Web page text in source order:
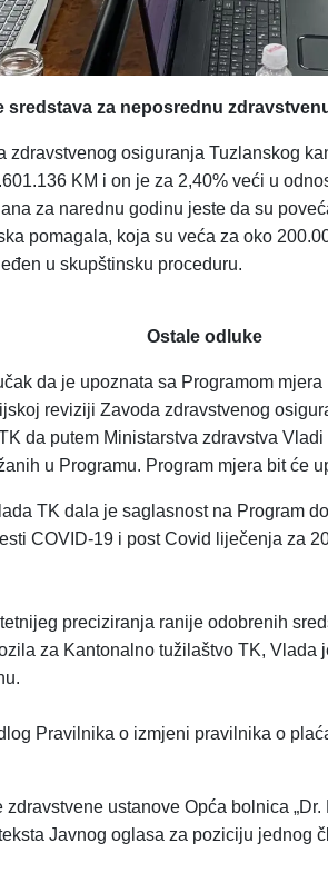
sredstava za neposrednu
osiguranja Tuzlanskog
KM i on je za 2,40% veći u
za narednu godinu jeste da su
pomagala, koja su veća za oko
u skupštinsku proceduru.
Ostale odluke
da je upoznata sa Programom
reviziji Zavoda zdravstvenog
da putem Ministarstva zdravstva
u Programu. Program mjera bit će
TK dala je saglasnost na Program
COVID-19 i post Covid liječenja za
preciziranja ranije odobrenih
za Kantonalno tužilaštvo TK,
Pravilnika o izmjeni pravilnika o
ustanove Opća bolnica
Javnog oglasa za poziciju jednog